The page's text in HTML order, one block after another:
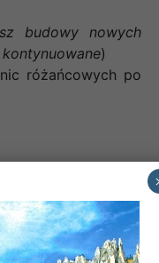
budowy nowych
)
różańcowych po
Nauczycieli i
są na
45. Warszawskiej